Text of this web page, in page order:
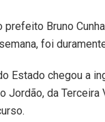
Bruno
foi
Estado chegou a
Jordão, da